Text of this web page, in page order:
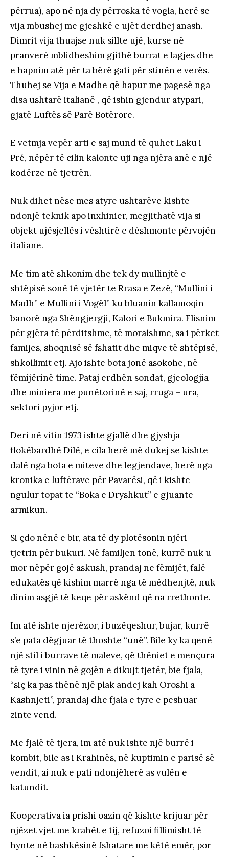
përrua), apo në nja dy përroska të vogla, herë se
vija mbushej me gjeshkë e ujët derdhej anash.
Dimrit vija thuajse nuk sillte ujë, kurse në
pranverë mblidheshim gjithë burrat e lagjes dhe
e hapnim atë për ta bërë gati për stinën e verës.
Thuhej se Vija e Madhe që hapur me pagesë nga
disa ushtarë italianë , që ishin gjendur atypari,
gjatë Luftës së Parë Botërore.
E vetmja vepër arti e saj mund të quhet Laku i
Pré, nëpër të cilin kalonte uji nga njëra anë e një
kodërze në tjetrën.
Nuk dihet nëse mes atyre ushtarëve kishte
ndonjë teknik apo inxhinier, megjithatë vija si
objekt ujësjellës i vështirë e dëshmonte përvojën
italiane.
Me tim atë shkonim dhe tek dy mullinjtë e
shtëpisë sonë të vjetër te Rrasa e Zezë, “Mullini i
Madh” e Mullini i Vogël” ku bluanin kallamoqin
banorë nga Shëngjergji, Kalori e Bukmira. Flisnim
për gjëra të përditshme, të moralshme, sa i përket
famijes, shoqnisë së fshatit dhe miqve të shtëpisë,
shkollimit etj. Ajo ishte bota jonë asokohe, në
fëmijërinë time. Pataj erdhën sondat, gjeologjia
dhe miniera me punëtorinë e saj, rruga – ura,
sektori pyjor etj.
Deri në vitin 1973 ishte gjallë dhe gjyshja
flokëbardhë Dilë, e cila herë më dukej se kishte
dalë nga bota e miteve dhe legjendave, herë nga
kronika e luftërave për Pavarësi, që i kishte
ngulur topat te “Boka e Dryshkut” e gjuante
armikun.
Si çdo nënë e bir, ata të dy plotësonin njëri –
tjetrin për bukuri. Në familjen tonë, kurrë nuk u
mor nëpër gojë askush, prandaj ne fëmijët, falë
edukatës që kishim marrë nga të mëdhenjtë, nuk
dinim asgjë të keqe për askënd që na rrethonte.
Im atë ishte njerëzor, i buzëqeshur, bujar, kurrë
s’e pata dëgjuar të thoshte “unë”. Bile ky ka qenë
një stil i burrave të maleve, që thëniet e mençura
të tyre i vinin në gojën e dikujt tjetër, bie fjala,
“siç ka pas thënë një plak andej kah Oroshi a
Kashnjeti”, prandaj dhe fjala e tyre e peshuar
zinte vend.
Me fjalë të tjera, im atë nuk ishte një burrë i
kombit, bile as i Krahinës, në kuptimin e parisë së
vendit, ai nuk e pati ndonjëherë as vulën e
katundit.
Kooperativa ia prishi oazin që kishte krijuar për
njëzet vjet me krahët e tij, refuzoi fillimisht të
hynte në bashkësinë fshatare me këtë emër, por